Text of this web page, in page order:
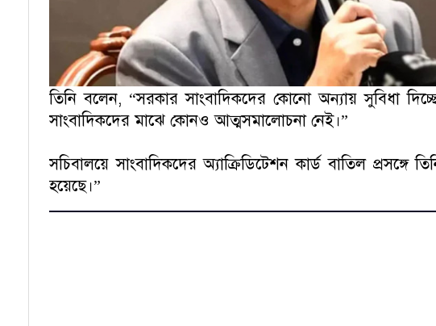
তিনি বলেন, “সরকার সাংবাদিকদের কোনো অন্যায় সুবিধা
সাংবাদিকদের মাঝে কোনও আত্মসমালোচনা নেই।”
সচিবালয়ে সাংবাদিকদের অ্যাক্রিডিটেশন কার্ড বাতিল
হয়েছে।”